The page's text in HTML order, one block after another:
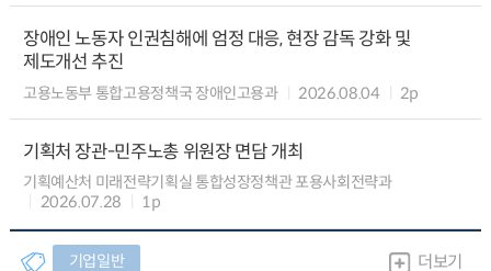
장애인 노동자 인권침해에 엄정 대응, 현장 감독 강화 및
제도개선 추진
고용노동부 통합고용정책국 장애인고용과 2026.08.04 2p
기획처 장관-민주노총 위원장 면담 개최
기획예산처 미래전략기획실 통합성장정책관 포용사회전략과
2026.07.28
1p
기업일반 더보기